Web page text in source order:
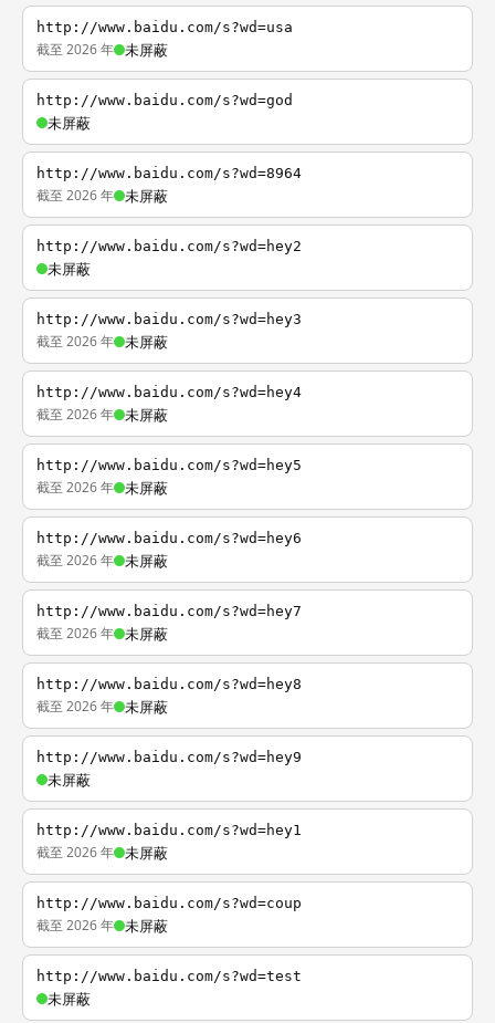
http://www.baidu.com/s?wd=usa
截至 2026 年 未屏蔽
http://www.baidu.com/s?wd=god
未屏蔽
http://www.baidu.com/s?wd=8964
截至 2026 年 未屏蔽
http://www.baidu.com/s?wd=hey2
未屏蔽
http://www.baidu.com/s?wd=hey3
截至 2026 年 未屏蔽
http://www.baidu.com/s?wd=hey4
截至 2026 年 未屏蔽
http://www.baidu.com/s?wd=hey5
截至 2026 年 未屏蔽
http://www.baidu.com/s?wd=hey6
截至 2026 年 未屏蔽
http://www.baidu.com/s?wd=hey7
截至 2026 年 未屏蔽
http://www.baidu.com/s?wd=hey8
截至 2026 年 未屏蔽
http://www.baidu.com/s?wd=hey9
未屏蔽
http://www.baidu.com/s?wd=hey1
截至 2026 年 未屏蔽
http://www.baidu.com/s?wd=coup
截至 2026 年 未屏蔽
http://www.baidu.com/s?wd=test
未屏蔽